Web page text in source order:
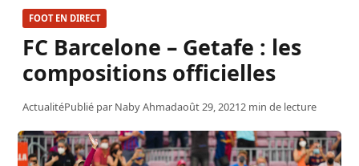
FOOT EN DIRECT
FC Barcelone – Getafe : les
compositions officielles
ActualitéPublié par Naby Ahmadaoût 29, 20212 min de lecture